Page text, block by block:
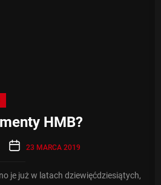
HMB?
23 MARCA 2019
je już w latach dziewięćdziesiątych,